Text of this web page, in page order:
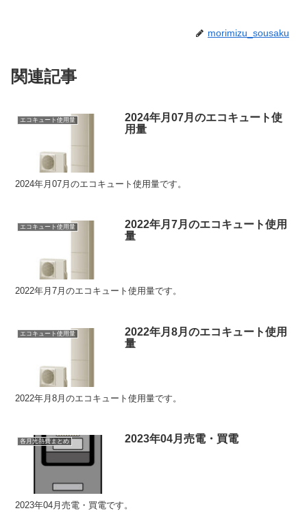
morimizu_sousaku
関連記事
エコキュート使用量
2024年月07月のエコキュート使
用量
2024年月07月のエコキュート使用量です。
エコキュート使用量
2022年月7月のエコキュート使用
量
2022年月7月のエコキュート使用量です。
エコキュート使用量
2022年月8月のエコキュート使用
量
2022年月8月のエコキュート使用量です。
各月光熱費まとめ 2023年04月売電・買電
2023年04月売電・買電です。